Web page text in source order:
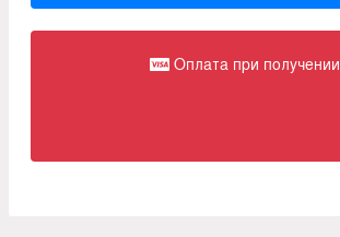
Оплата при получении